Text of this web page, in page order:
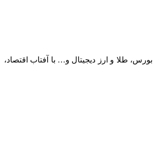
طلا و ارز دیجیتال و… با آفتاب اقتصاد،